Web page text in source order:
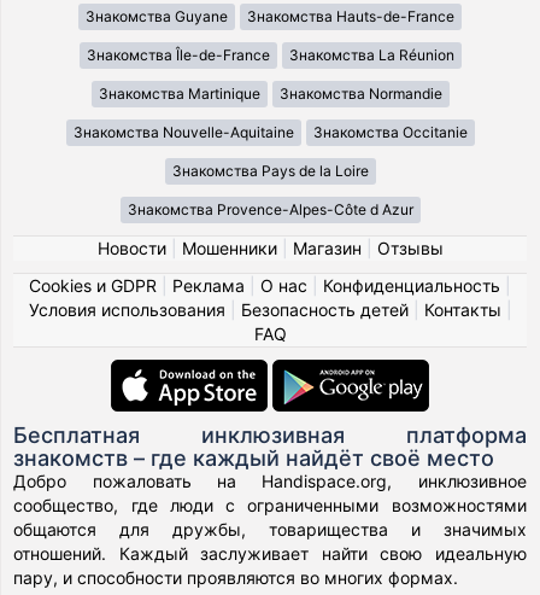
Знакомства Guyane Знакомства Hauts-de-France
Знакомства Île-de-France Знакомства La Réunion
Знакомства Martinique Знакомства Normandie
Знакомства Nouvelle-Aquitaine Знакомства Occitanie
Знакомства Pays de la Loire
Знакомства Provence-Alpes-Côte d Azur
Новости| Мошенники| Магазин
Отзывы
Cookies и GDPR
Реклама О нас Конфиденциальность
Условия использования
Безопасность детей| Контакты
FAQ
Бесплатная инклюзивная платформа
знакомств – где каждый найдёт своё место
Добро пожаловать на Handispace.org, инклюзивное
сообщество, где люди с ограниченными возможностями
общаются для дружбы, товарищества и значимых
отношений. Каждый заслуживает найти свою идеальную
пару, и способности проявляются во многих формах.